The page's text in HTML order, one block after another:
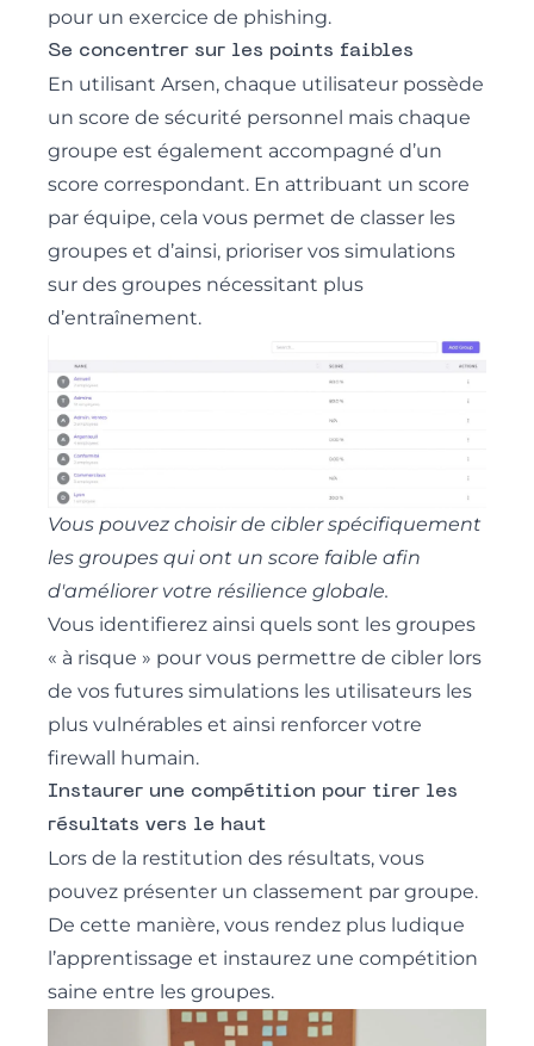
pour un exercice de phishing.
Se concentrer sur les points faibles
En utilisant Arsen, chaque utilisateur possède
un score de sécurité personnel mais chaque
groupe est également accompagné d’un
score correspondant. En attribuant un score
par équipe, cela vous permet de classer les
groupes et d’ainsi, prioriser vos simulations
sur des groupes nécessitant plus
d’entraînement.
Vous pouvez choisir de cibler spécifiquement
les groupes qui ont un score faible afin
d'améliorer votre résilience globale.
Vous identifierez ainsi quels sont les groupes
« à risque » pour vous permettre de cibler lors
de vos futures simulations les utilisateurs les
plus vulnérables et ainsi renforcer votre
firewall humain.
Instaurer une compétition pour tirer les
résultats vers le haut
Lors de la restitution des résultats, vous
pouvez présenter un classement par groupe.
De cette manière, vous rendez plus ludique
l’apprentissage et instaurez une compétition
saine entre les groupes.